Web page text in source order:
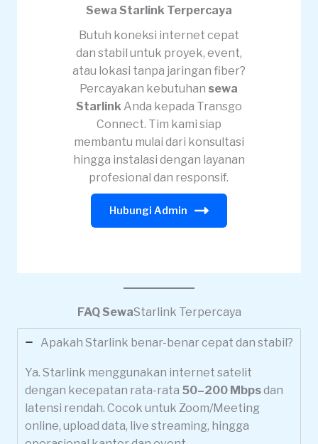
Sewa Starlink Terpercaya
Butuh koneksi internet cepat
dan stabil untuk proyek, event,
atau lokasi tanpa jaringan fiber?
Percayakan kebutuhan sewa
Starlink Anda kepada Transgo
Connect. Tim kami siap
membantu mulai dari konsultasi
hingga instalasi dengan layanan
profesional dan responsif.
Hubungi Admin
FAQ SewaStarlink Terpercaya
Apakah Starlink benar-benar cepat dan stabil?
Ya. Starlink menggunakan internet satelit
dengan kecepatan rata-rata 50–200 Mbpsdan
latensi rendah. Cocok untuk Zoom/Meeting
online, upload data, live streaming, hingga